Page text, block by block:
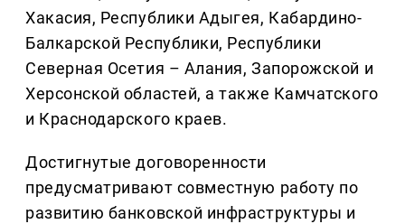
Хакасия, Республики Адыгея, Кабардино-
Балкарской Республики, Республики
Северная Осетия – Алания, Запорожской и
Херсонской областей, а также Камчатского
и Краснодарского краев.
Достигнутые договоренности
предусматривают совместную работу по
развитию банковской инфраструктуры и